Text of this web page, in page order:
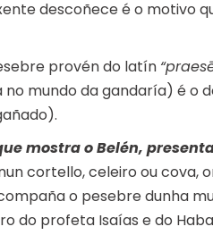
descoñece é o motivo
provén do latín
no mundo da gandaría) é o
mostra o Belén,
cortello, celeiro ou cova,
o pesebre dunha
do profeta Isaías e do